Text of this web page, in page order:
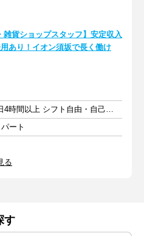
雑貨ショップスタッフ】安定収入
あり！イオン須坂で長く働け
週4日以上 1日4時間以上 シフト自由・自己申告
ート
る
す